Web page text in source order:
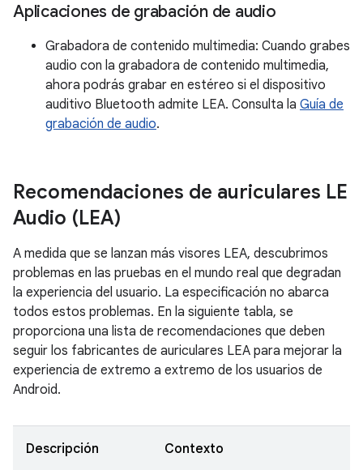
Aplicaciones de grabación de audio
Grabadora de contenido multimedia: Cuando grabes
audio con la grabadora de contenido multimedia,
ahora podrás grabar en estéreo si el dispositivo
auditivo Bluetooth admite LEA. Consulta la Guía de
grabación de audio.
Recomendaciones de auriculares LE
Audio (LEA)
A medida que se lanzan más visores LEA, descubrimos
problemas en las pruebas en el mundo real que degradan
la experiencia del usuario. La especificación no abarca
todos estos problemas. En la siguiente tabla, se
proporciona una lista de recomendaciones que deben
seguir los fabricantes de auriculares LEA para mejorar la
experiencia de extremo a extremo de los usuarios de
Android.
Descripción Contexto